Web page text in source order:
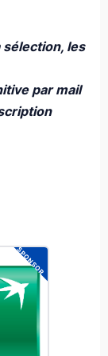
les
par mail